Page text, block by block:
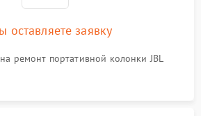
оставляете заявку
на ремонт портативной колонки JBL